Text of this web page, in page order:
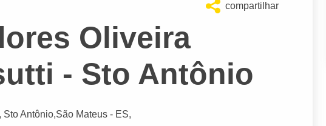
compartilhar
Oliveira
- Sto Antônio
Sto Antônio,São Mateus - ES,